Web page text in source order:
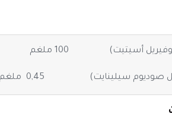
أسيتيت) 100 ملغم
صوديوم سيلينايت) 0,45 ملغم